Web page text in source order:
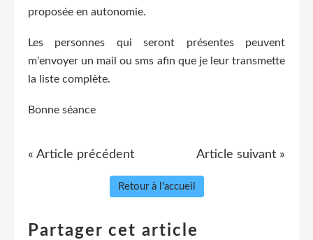
proposée en autonomie.
Les personnes qui seront présentes peuvent
m'envoyer un mail ou sms afin que je leur transmette
la liste complète.
Bonne séance
« Article précédent Article suivant »
Retour à l'accueil
Partager cet article